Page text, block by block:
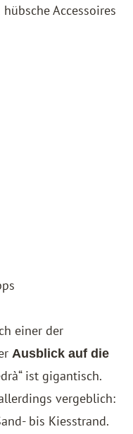
Accessoires
einer der
Ausblick auf die
ist gigantisch.
vergeblich:
bis Kiesstrand.